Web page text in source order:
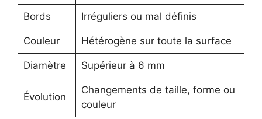
Bords Irréguliers ou mal définis
Couleur Hétérogène sur toute la surface
Diamètre Supérieur à 6 mm
Évolution
Changements de taille, forme ou
couleur